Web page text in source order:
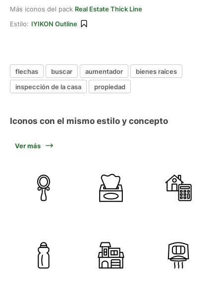
Más iconos del pack Real Estate Thick Line
Estilo: IYIKON Outline
flechas buscar aumentador
bienes raíces
inspección de la casa
propiedad
Iconos con el mismo estilo y concepto
Ver más